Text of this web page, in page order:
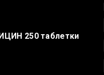
250 таблетки